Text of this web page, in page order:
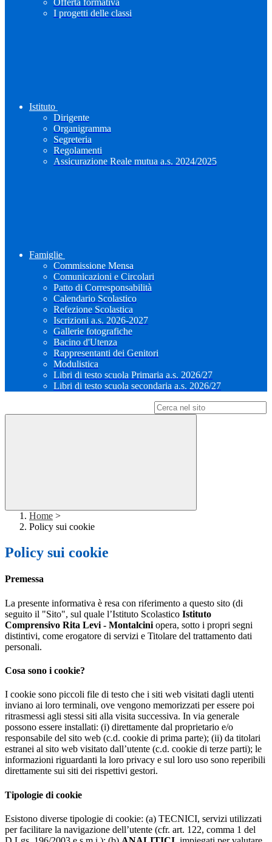
Offerta formativa
I progetti delle classi
Istituto
Dirigente
Organigramma
Segreteria
Regolamenti
Assicurazione Reale mutua a.s. 2024/2025
Famiglie
Commissione Mensa
Comunicazioni e Circolari
Patto di Corresponsabilità
Calendario Scolastico
Refezione Scolastica
Iscrizioni a.s. 2026-2027
Gallerie fotografiche
Bacino d'Utenza
Rappresentanti dei Genitori
Modulistica
Libri di testo scuola Primaria a.s. 2026/27
Libri di testo scuola secondaria a.s. 2026/27
Home >
Policy sui cookie
Policy sui cookie
Premessa
La presente informativa è resa con riferimento a questo sito (di
seguito il "Sito", sul quale l’Istituto Scolastico Istituto
Comprensivo Rita Levi - Montalcini opera, sotto i propri segni
distintivi, come erogatore di servizi e Titolare del trattamento dati
personali.
Cosa sono i cookie?
I cookie sono piccoli file di testo che i siti web visitati dagli utenti
inviano ai loro terminali, ove vengono memorizzati per essere poi
ritrasmessi agli stessi siti alla visita successiva. In via generale
possono essere installati: (i) direttamente dal proprietario e/o
responsabile del sito web (c.d. cookie di prima parte); (ii) da titolari
estranei al sito web visitato dall’utente (c.d. cookie di terze parti); le
informazioni riguardanti la loro privacy e sul loro uso sono reperibili
direttamente sui siti dei rispettivi gestori.
Tipologie di cookie
Esistono diverse tipologie di cookie: (a) TECNICI, servizi utilizzati
per facilitare la navigazione dell’utente (cfr. art. 122, comma 1 del